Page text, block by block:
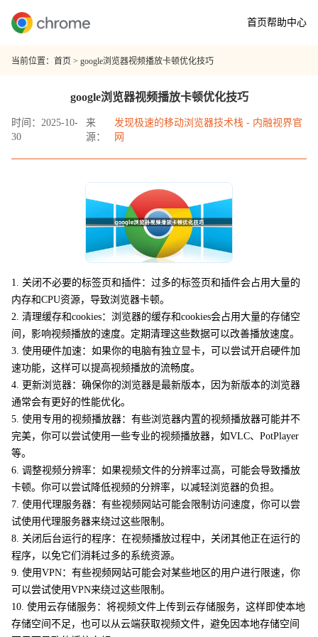
首页帮助中心
当前位置： 首页 > google浏览器视频播放卡顿优化技巧
google浏览器视频播放卡顿优化技巧
时间：2025-10-
30
来
源：
发现极速的移动浏览器技术栈 - 内融视界官
网
1. 关闭不必要的标签页和插件：过多的标签页和插件会占用大量的
内存和CPU资源，导致浏览器卡顿。
2. 清理缓存和cookies：浏览器的缓存和cookies会占用大量的存储空
间，影响视频播放的速度。定期清理这些数据可以改善播放速度。
3. 使用硬件加速：如果你的电脑有独立显卡，可以尝试开启硬件加
速功能，这样可以提高视频播放的流畅度。
4. 更新浏览器：确保你的浏览器是最新版本，因为新版本的浏览器
通常会有更好的性能优化。
5. 使用专用的视频播放器：有些浏览器内置的视频播放器可能并不
完美，你可以尝试使用一些专业的视频播放器，如VLC、PotPlayer
等。
6. 调整视频分辨率：如果视频文件的分辨率过高，可能会导致播放
卡顿。你可以尝试降低视频的分辨率，以减轻浏览器的负担。
7. 使用代理服务器：有些视频网站可能会限制访问速度，你可以尝
试使用代理服务器来绕过这些限制。
8. 关闭后台运行的程序：在视频播放过程中，关闭其他正在运行的
程序，以免它们消耗过多的系统资源。
9. 使用VPN：有些视频网站可能会对某些地区的用户进行限速，你
可以尝试使用VPN来绕过这些限制。
10. 使用云存储服务：将视频文件上传到云存储服务，这样即使本地
存储空间不足，也可以从云端获取视频文件，避免因本地存储空间